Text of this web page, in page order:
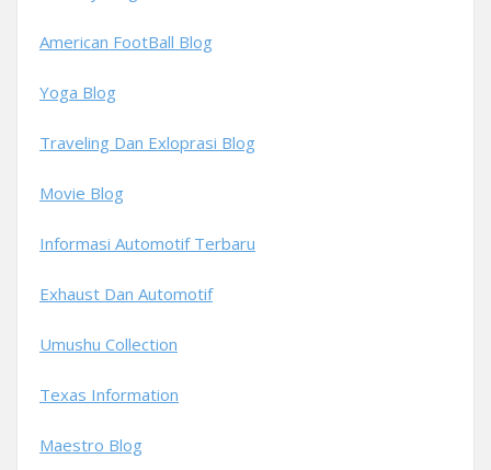
American FootBall Blog
Yoga Blog
Traveling Dan Exloprasi Blog
Movie Blog
Informasi Automotif Terbaru
Exhaust Dan Automotif
Umushu Collection
Texas Information
Maestro Blog